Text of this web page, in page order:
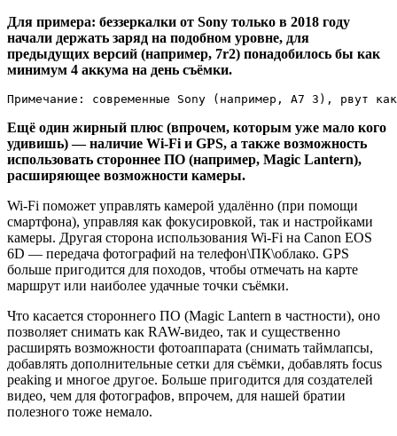
Для примера: беззеркалки от Sony только в 2018 году
начали держать заряд на подобном уровне, для
предыдущих версий (например, 7r2) понадобилось бы как
минимум 4 аккума на день съёмки.
Примечание: современные Sony (например, A7 3), рвут
Ещё один жирный плюс (впрочем, которым уже мало кого
удивишь) — наличие Wi-Fi и GPS, а также возможность
использовать стороннее ПО (например, Magic Lantern),
расширяющее возможности камеры.
Wi-Fi поможет управлять камерой удалённо (при помощи
смартфона), управляя как фокусировкой, так и настройками
камеры. Другая сторона использования Wi-Fi на Canon EOS
6D — передача фотографий на телефон\ПК\облако. GPS
больше пригодится для походов, чтобы отмечать на карте
маршрут или наиболее удачные точки съёмки.
Что касается стороннего ПО (Magic Lantern в частности), оно
позволяет снимать как RAW-видео, так и существенно
расширять возможности фотоаппарата (снимать таймлапсы,
добавлять дополнительные сетки для съёмки, добавлять focus
peaking и многое другое. Больше пригодится для создателей
видео, чем для фотографов, впрочем, для нашей братии
полезного тоже немало.